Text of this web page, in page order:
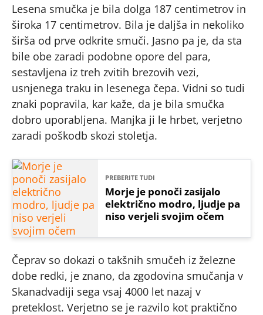
Lesena smučka je bila dolga 187 centimetrov in
široka 17 centimetrov. Bila je daljša in nekoliko
širša od prve odkrite smuči. Jasno pa je, da sta
bile obe zaradi podobne opore del para,
sestavljena iz treh zvitih brezovih vezi,
usnjenega traku in lesenega čepa. Vidni so tudi
znaki popravila, kar kaže, da je bila smučka
dobro uporabljena. Manjka ji le hrbet, verjetno
zaradi poškodb skozi stoletja.
PREBERITE TUDI
Morje je ponoči zasijalo
električno modro, ljudje pa
niso verjeli svojim očem
Čeprav so dokazi o takšnih smučeh iz železne
dobe redki, je znano, da zgodovina smučanja v
Skanadvadiji sega vsaj 4000 let nazaj v
preteklost. Verjetno se je razvilo kot praktično